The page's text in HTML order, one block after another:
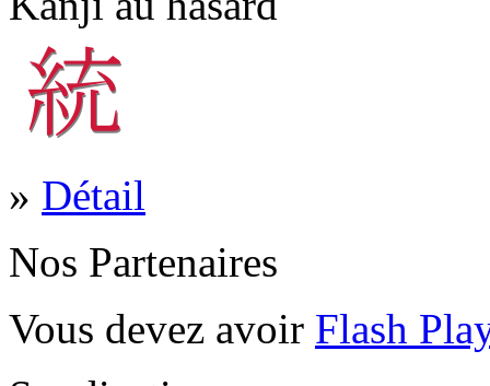
» Détail
Nos Partenaires
Vous devez avoir Flash